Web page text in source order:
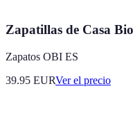
Zapatillas de Casa
Zapatos OBI ES
39.95 EURVer el precio